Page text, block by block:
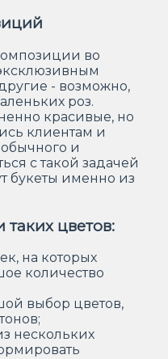
во
- возможно,
роз.
красивые, но
клиентам и
и
с такой задачей
букеты именно из
таких цветов:
на которых
количество
выбор цветов,
нескольких